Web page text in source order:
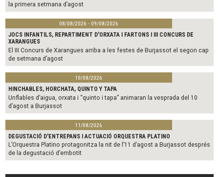
la primera setmana d’agost
08/08/2026 - 09/08/2026
JOCS INFANTILS, REPARTIMENT D'ORXATA I FARTONS I III CONCURS DE
XARANGUES
El III Concurs de Xarangues arriba a les festes de Burjassot el segon cap
de setmana d’agost
10/08/2026
HINCHABLES, HORCHATA, QUINTO Y TAPA
Unflables d’aigua, orxata i “quinto i tapa” animaran la vesprada del 10
d’agost a Burjassot
11/08/2026
DEGUSTACIÓ D'ENTREPANS I ACTUACIÓ ORQUESTRA PLATINO
L’Orquestra Platino protagonitza la nit de l’11 d’agost a Burjassot després
de la degustació d’embotit